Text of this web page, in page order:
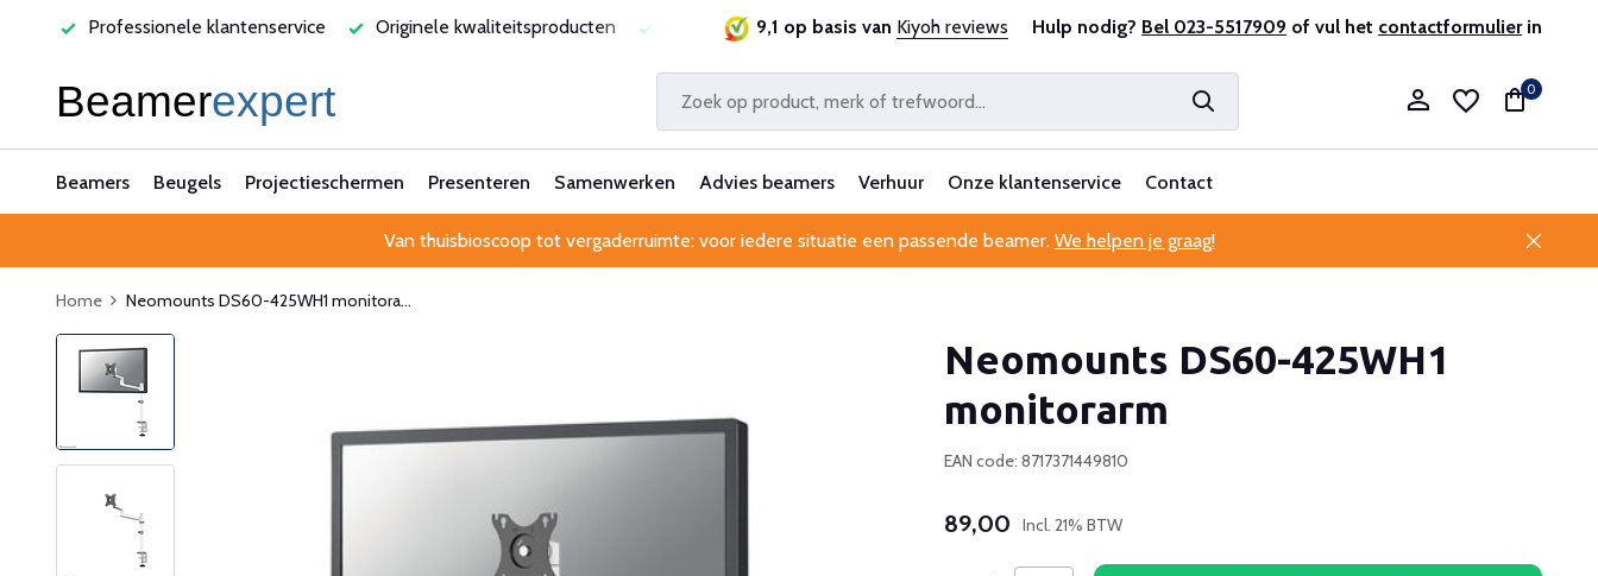
Professionele klantenservice Originele kwaliteitsproducten Laagste prijsgarantie Al 25 jaar betrouwbaar en ervaren Professionele klantenservice
9,1 op basis van Kiyoh reviews Hulp nodig? Bel 023-5517909 of vul het contactformulierin
Account aanmaken
0
Beamers Beugels Projectieschermen Presenteren Samenwerken Advies beamers Verhuur Onze klantenservice Contact
Van thuisbioscoop tot vergaderruimte: voor iedere situatie een passende beamer. We helpen je graag!
Home Neomounts DS60-425WH1 monitora...
Neomounts DS60-425WH1
monitorarm
EAN code: 8717371449810
89,00 Incl. 21% BTW